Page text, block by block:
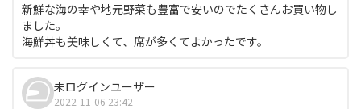
新鮮な海の幸や地元野菜も豊富で安いのでたくさんお買い物し
ました。
海鮮丼も美味しくて、席が多くてよかったです。
未ログインユーザー
2022-11-06 23:42